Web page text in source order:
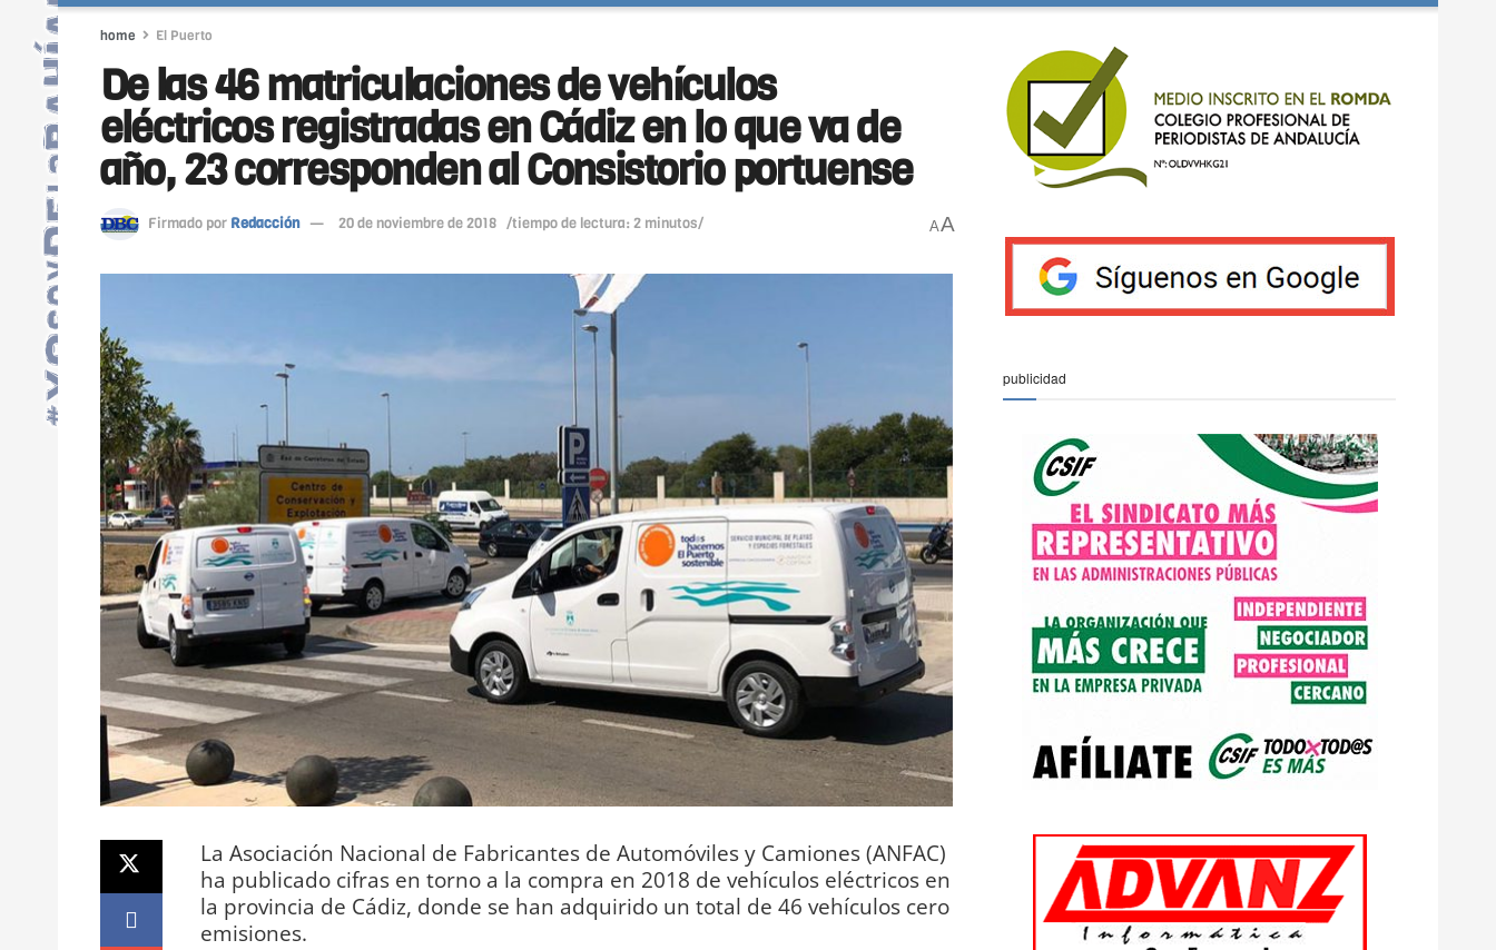
home El Puerto
De las 46 matriculaciones de vehículos
eléctricos registradas en Cádiz en lo que va de
año, 23 corresponden al Consistorio portuense
Firmado por Redacción 20 de noviembre de 2018 /tiempo de lectura: 2 minutos/ AA
La Asociación Nacional de Fabricantes de Automóviles y Camiones (ANFAC)
ha publicado cifras en torno a la compra en 2018 de vehículos eléctricos en
la provincia de Cádiz, donde se han adquirido un total de 46 vehículos cero
emisiones.
publicidad